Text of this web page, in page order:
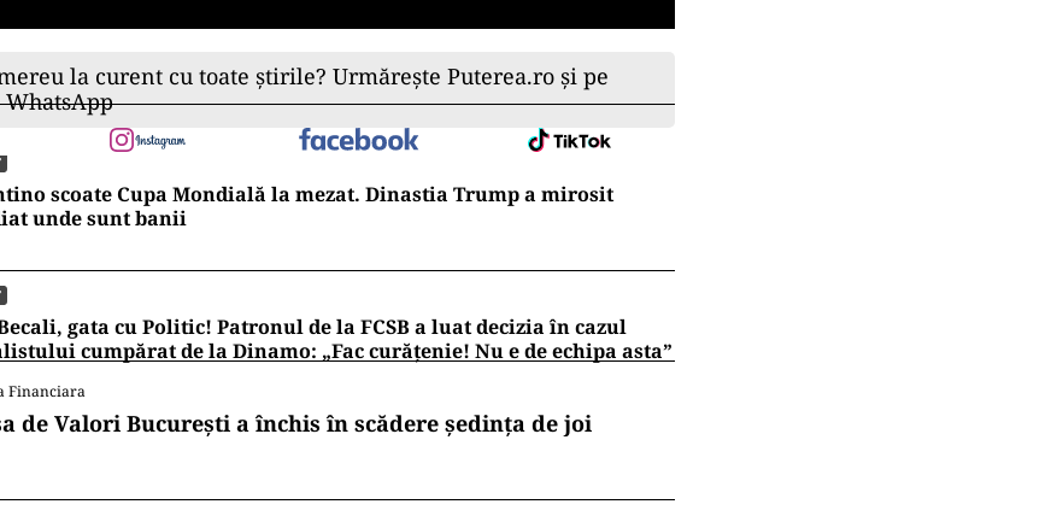
la curent cu toate știrile? Urmărește Puterea.ro și pe
scoate Cupa Mondială la mezat. Dinastia Trump a mirosit
unde sunt banii
gata cu Politic! Patronul de la FCSB a luat decizia în cazul
cumpărat de la Dinamo: „Fac curățenie! Nu e de echipa asta”
Financiara
de Valori București a închis în scădere ședința de joi